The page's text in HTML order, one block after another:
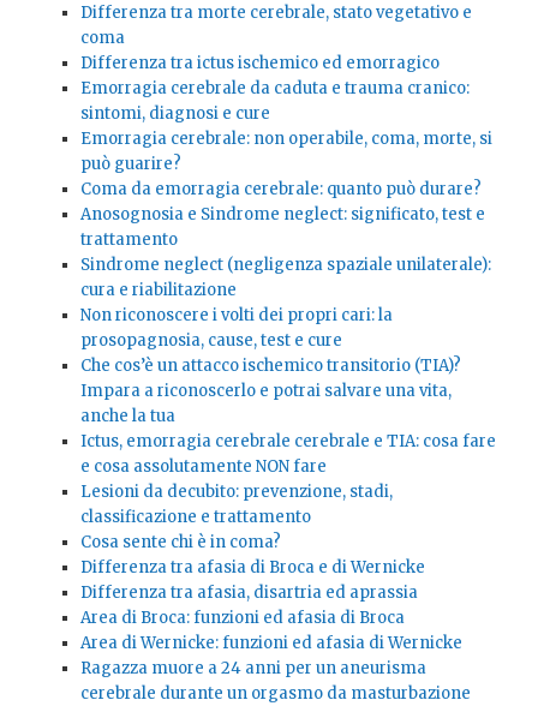
Differenza tra morte cerebrale, stato vegetativo e
coma
Differenza tra ictus ischemico ed emorragico
Emorragia cerebrale da caduta e trauma cranico:
sintomi, diagnosi e cure
Emorragia cerebrale: non operabile, coma, morte, si
può guarire?
Coma da emorragia cerebrale: quanto può durare?
Anosognosia e Sindrome neglect: significato, test e
trattamento
Sindrome neglect (negligenza spaziale unilaterale):
cura e riabilitazione
Non riconoscere i volti dei propri cari: la
prosopagnosia, cause, test e cure
Che cos’è un attacco ischemico transitorio (TIA)?
Impara a riconoscerlo e potrai salvare una vita,
anche la tua
Ictus, emorragia cerebrale cerebrale e TIA: cosa fare
e cosa assolutamente NON fare
Lesioni da decubito: prevenzione, stadi,
classificazione e trattamento
Cosa sente chi è in coma?
Differenza tra afasia di Broca e di Wernicke
Differenza tra afasia, disartria ed aprassia
Area di Broca: funzioni ed afasia di Broca
Area di Wernicke: funzioni ed afasia di Wernicke
Ragazza muore a 24 anni per un aneurisma
cerebrale durante un orgasmo da masturbazione